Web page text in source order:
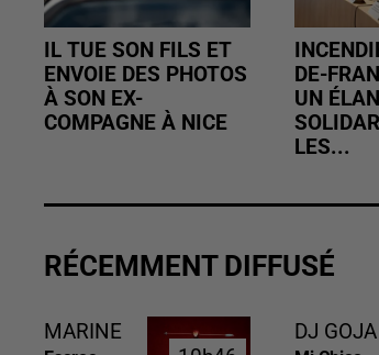
IL TUE SON FILS ET
ENVOIE DES PHOTOS
À SON EX-
COMPAGNE À NICE
DE-
UN
LES...
RÉCEMMENT DIFFUSÉ
MARINE DJ GOJA